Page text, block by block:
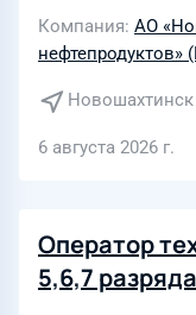
Компания АО
Новошахтинск
6 августа 2026 г.
Оператор
5,6,7 разряда